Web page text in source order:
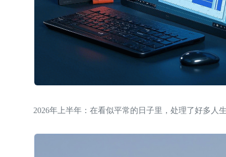
2026年上半年：在看似平常的日子里，处理了好多人